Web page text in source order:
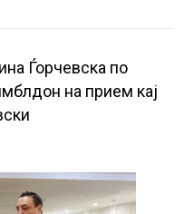
Ѓорчевска по
на прием кај